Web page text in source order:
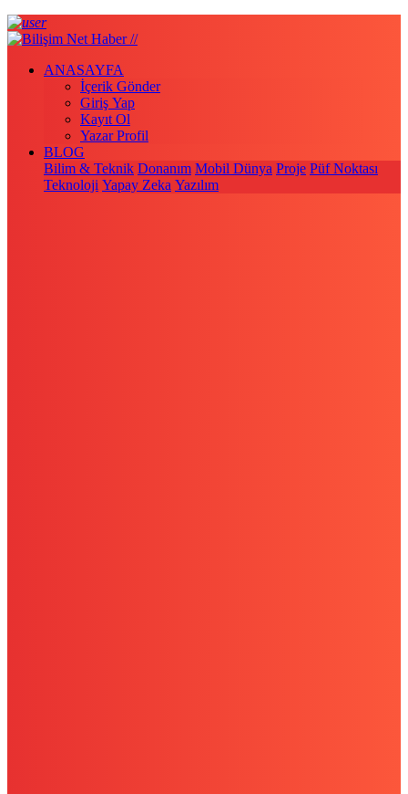
ANASAYFA
İçerik Gönder
Giriş Yap
Kayıt Ol
Yazar Profil
BLOG
Bilim & Teknik Donanım Mobil Dünya Proje Püf Noktası
Teknoloji Yapay Zeka Yazılım